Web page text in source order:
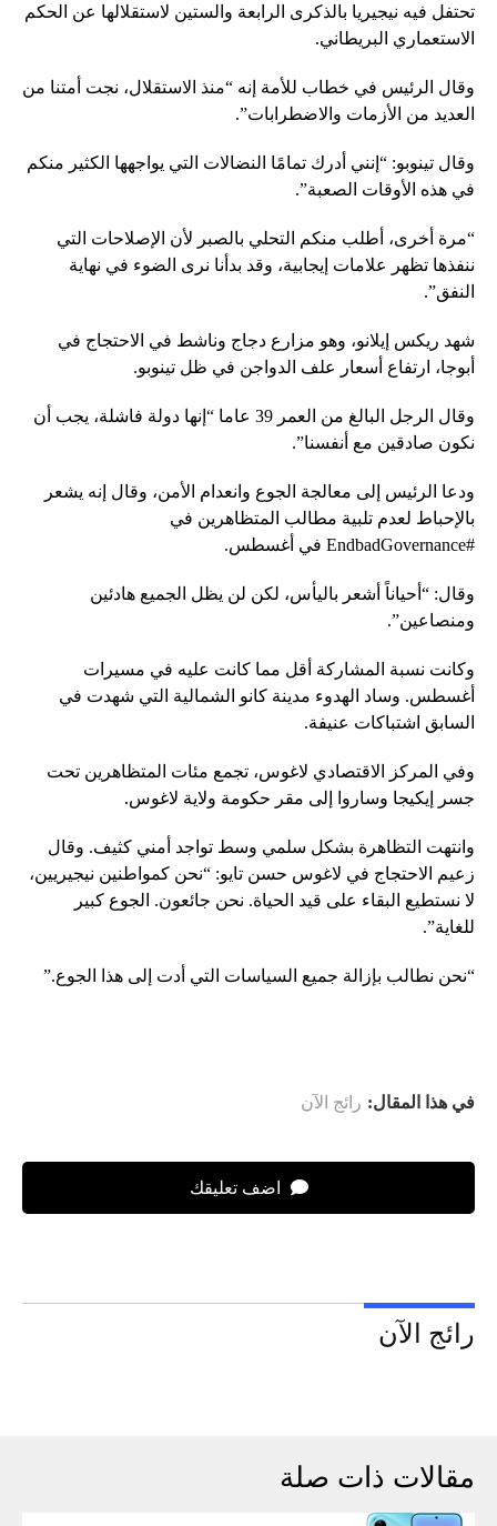
تحتفل فيه نيجيريا بالذكرى الرابعة والستين لاستقلالها عن الحكم
الاستعماري البريطاني.
وقال الرئيس في خطاب للأمة إنه “منذ الاستقلال، نجت أمتنا من
العديد من الأزمات والاضطرابات”.
وقال تينوبو: “إنني أدرك تمامًا النضالات التي يواجهها الكثير منكم
في هذه الأوقات الصعبة”.
“مرة أخرى، أطلب منكم التحلي بالصبر لأن الإصلاحات التي
ننفذها تظهر علامات إيجابية، وقد بدأنا نرى الضوء في نهاية
النفق”.
شهد ريكس إيلانو، وهو مزارع دجاج وناشط في الاحتجاج في
أبوجا، ارتفاع أسعار علف الدواجن في ظل تينوبو.
وقال الرجل البالغ من العمر 39 عاما “إنها دولة فاشلة، يجب أن
نكون صادقين مع أنفسنا”.
ودعا الرئيس إلى معالجة الجوع وانعدام الأمن، وقال إنه يشعر
بالإحباط لعدم تلبية مطالب المتظاهرين في
#EndbadGovernance في أغسطس.
وقال: “أحياناً أشعر باليأس، لكن لن يظل الجميع هادئين
ومنصاعين”.
وكانت نسبة المشاركة أقل مما كانت عليه في مسيرات
أغسطس. وساد الهدوء مدينة كانو الشمالية التي شهدت في
السابق اشتباكات عنيفة.
وفي المركز الاقتصادي لاغوس، تجمع مئات المتظاهرين تحت
جسر إيكيجا وساروا إلى مقر حكومة ولاية لاغوس.
وانتهت التظاهرة بشكل سلمي وسط تواجد أمني كثيف. وقال
زعيم الاحتجاج في لاغوس حسن تايو: “نحن كمواطنين نيجيريين،
لا نستطيع البقاء على قيد الحياة. نحن جائعون. الجوع كبير
للغاية”.
“نحن نطالب بإزالة جميع السياسات التي أدت إلى هذا الجوع.”
في هذا المقال: رائج الآن
اضف تعليقك
رائج الآن
مقالات ذات صلة